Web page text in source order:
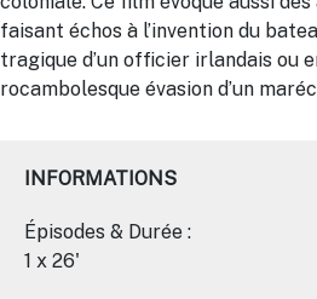
faisant échos à l’invention du
tragique d’un officier irlandais ou
rocambolesque évasion d’un
INFORMATIONS
Épisodes & Durée :
1 x 26'